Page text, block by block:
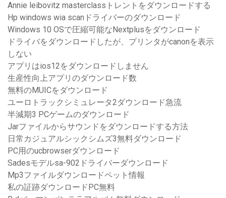
Annie leibovitz masterclassトレントをダウンロードする
Hp windows wia scanドライバーのダウンロード
Windows 10 OSで圧縮可能なNextplusをダウンロード
ドライバをダウンロードしたが、プリンタがcanonを表示
しない
アプリはios12をダウンロードしません
生産性向上アプリのダウンロード数
無料のMUICをダウンロード
ユーロトラックシミュレータ2ダウンロード急流
半減期3 PCゲームのダウンロード
Jarファイルからサウンドをダウンロードする方法
日常カジュアルシックシムズ3無料ダウンロード
PC用のucbrowserダウンロード
Sadesモデルsa-902ドライバーダウンロード
Mp3ファイルダウンロードペット情報
私の証跡ダウンロードPC無料